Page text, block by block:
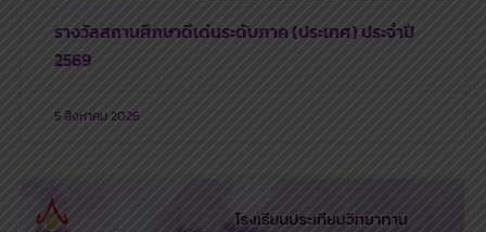
รางวัลสถานศึกษาดีเด่นระดับภาค (ประเทศ) ประจำปี
2569
5 สิงหาคม 2026